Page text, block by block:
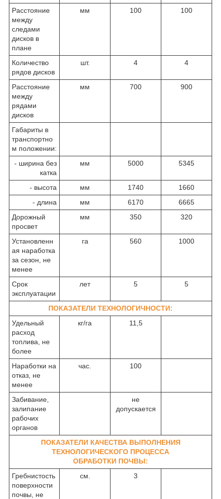
Расстояние
между
следами
дисков в
плане
мм 100 100
Количество
рядов дисков
шт. 4 4
Расстояние
между
рядами
дисков
мм 700 900
Габариты в
транспортно
м положении:
- ширина без
катка
мм 5000 5345
- высота мм 1740
1660
- длина
мм 6170
6665
Дорожный
просвет
мм 350 320
Установленн
ая наработка
за сезон, не
менее
га 560 1000
Срок
эксплуатации
лет 5 5
ПОКАЗАТЕЛИ ТЕХНОЛОГИЧНОСТИ:
Удельный
расход
топлива, не
более
кг/га 11,5
Наработки на
отказ, не
менее
час. 100
Забивание,
залипание
рабочих
органов
не
допускается
ПОКАЗАТЕЛИ КАЧЕСТВА ВЫПОЛНЕНИЯ
ТЕХНОЛОГИЧЕСКОГО ПРОЦЕССА
ОБРАБОТКИ ПОЧВЫ:
Гребнистость
поверхности
почвы, не
см. 3